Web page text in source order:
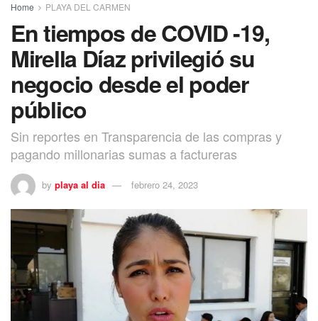
Home PLAYA DEL CARMEN
En tiempos de COVID -19,
Mirella Díaz privilegió su
negocio desde el poder
público
Sin reportes en Transparencia de las compras y
pagando millonarias sumas a factureras
by playa al dia febrero 24, 2023